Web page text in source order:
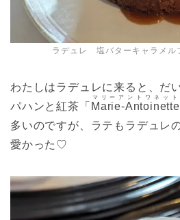
ラデュレ 塩バターキャラメル
わたしはラデュレに来ると、だ
パハンと紅茶「 Marie-Antoinette
マリーアントワネット
多いのですが、ラテもラデュレ
愛かった♡